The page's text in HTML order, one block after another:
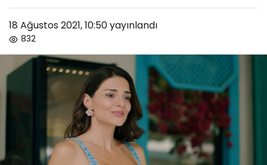
18 Ağustos 2021, 10:50yayınlandı
832